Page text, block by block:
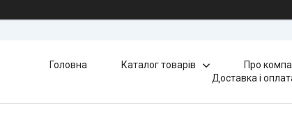
Головна Каталог товарів Про
Доставка і